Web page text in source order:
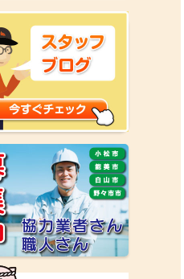
朝日店
羽咋店
金沢田上店